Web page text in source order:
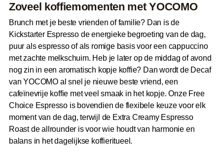
Zoveel koffiemomenten met YOCOMO
Brunch met je beste vrienden of familie? Dan is de
Kickstarter Espresso de energieke begroeting van de dag,
puur als espresso of als romige basis voor een cappuccino
met zachte melkschuim. Heb je later op de middag of avond
nog zin in een aromatisch kopje koffie? Dan wordt de Decaf
van YOCOMO al snel je nieuwe beste vriend, een
cafeïnevrije koffie met veel smaak in het kopje. Onze Free
Choice Espresso is bovendien de flexibele keuze voor elk
moment van de dag, terwijl de Extra Creamy Espresso
Roast de allrounder is voor wie houdt van harmonie en
balans in het dagelijkse koffieritueel.